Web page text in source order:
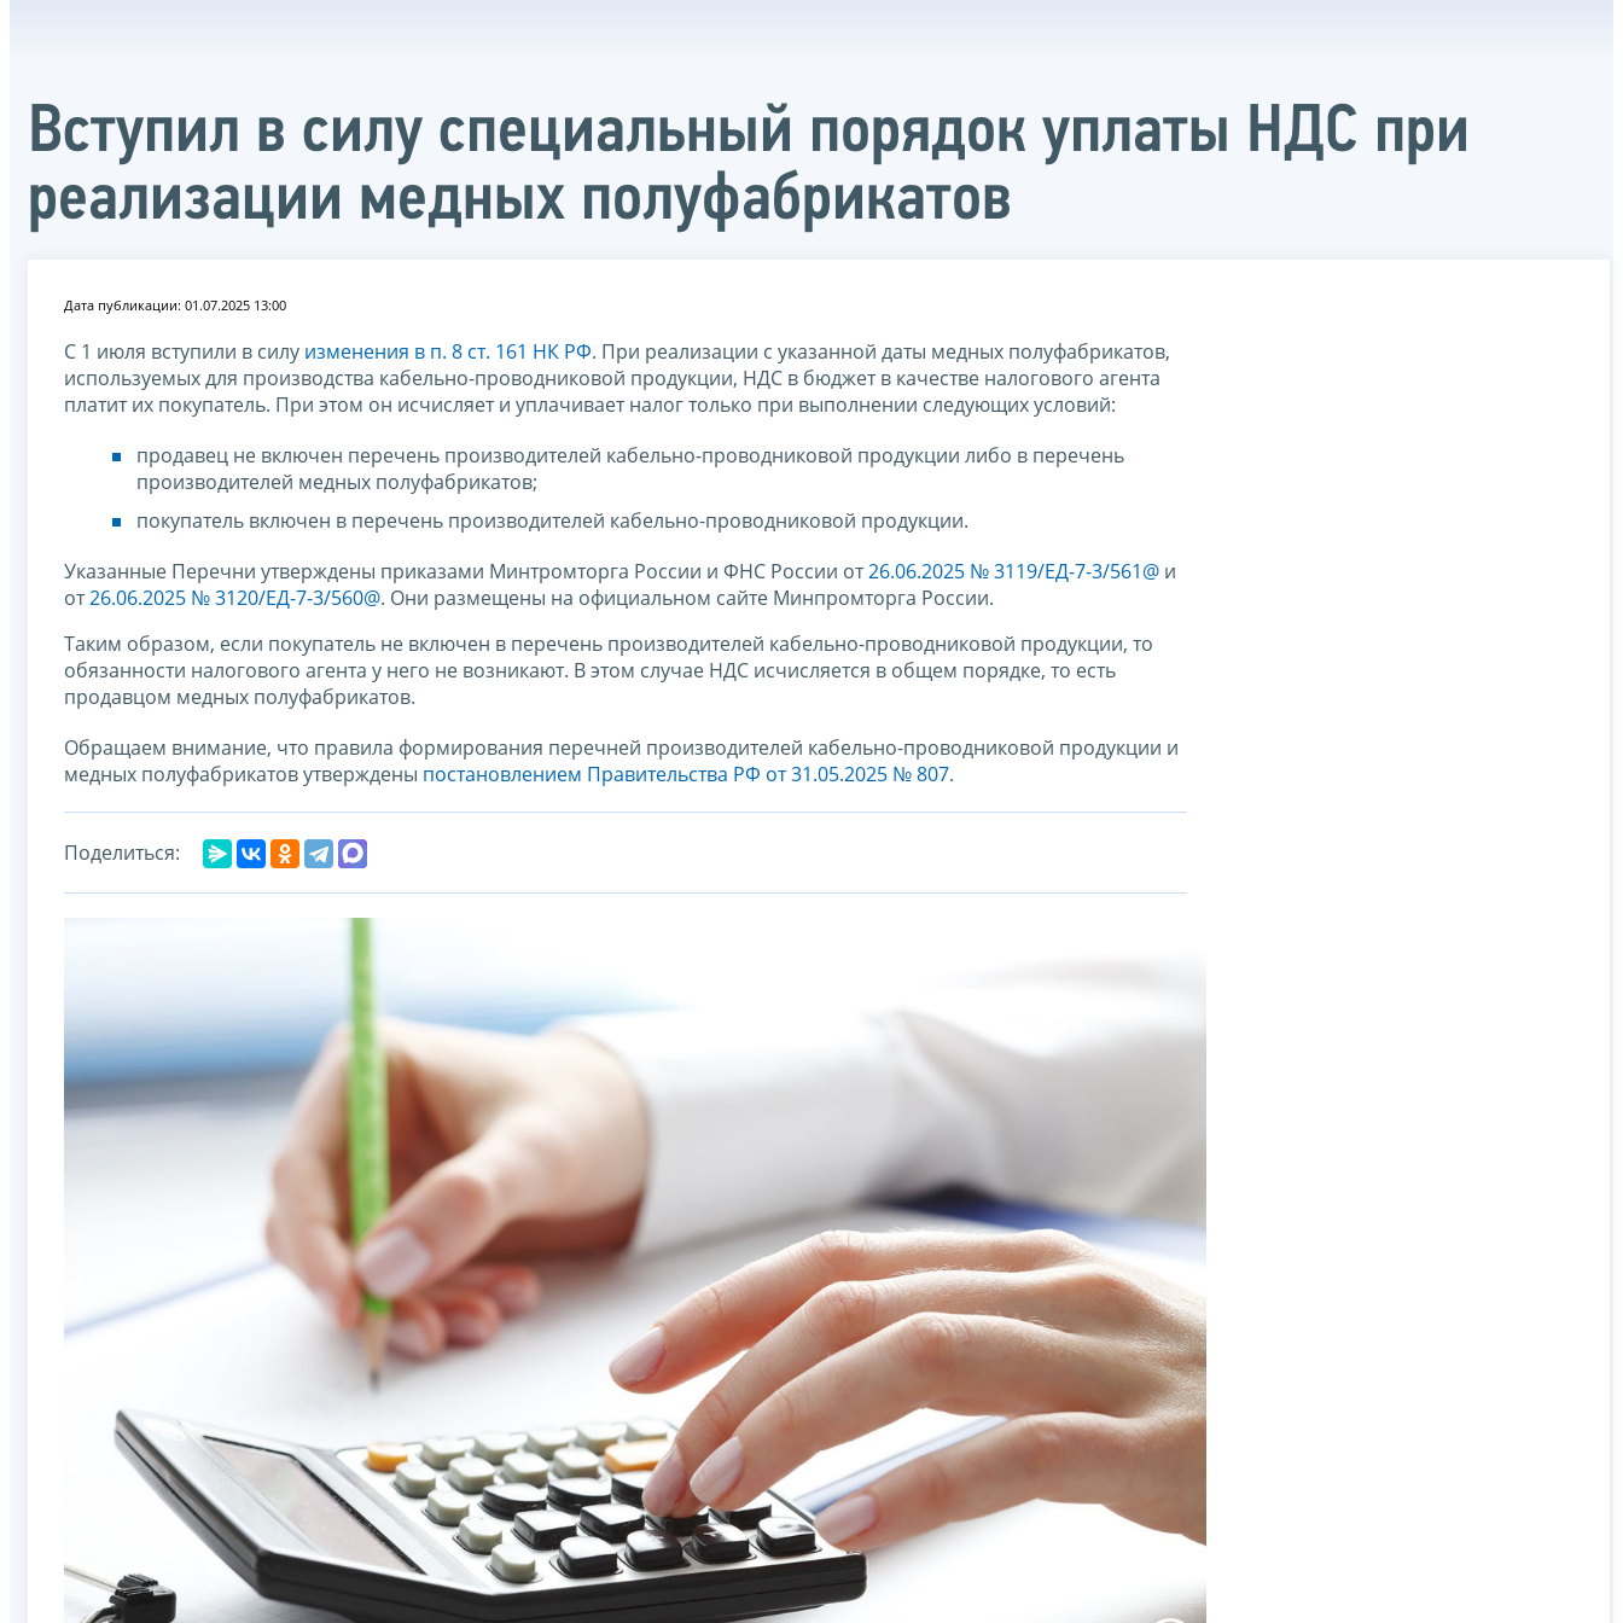
Вступил в силу специальный порядок уплаты НДС при
реализации медных полуфабрикатов
Дата публикации: 01.07.2025 13:00
С 1 июля вступили в силу изменения в п. 8 ст. 161 НК РФ. При реализации с указанной даты медных полуфабрикатов,
используемых для производства кабельно-проводниковой продукции, НДС в бюджет в качестве налогового агента
платит их покупатель. При этом он исчисляет и уплачивает налог только при выполнении следующих условий:
продавец не включен перечень производителей кабельно-проводниковой продукции либо в перечень
производителей медных полуфабрикатов;
покупатель включен в перечень производителей кабельно-проводниковой продукции.
Указанные Перечни утверждены приказами Минтромторга России и ФНС России от26.06.2025 № 3119/ЕД-7-3/561@ и
от26.06.2025 № 3120/ЕД-7-3/560@. Они размещены на официальном сайте Минпромторга России.
Таким образом, если покупатель не включен в перечень производителей кабельно-проводниковой продукции, то
обязанности налогового агента у него не возникают. В этом случае НДС исчисляется в общем порядке, то есть
продавцом медных полуфабрикатов.
Обращаем внимание, что правила формирования перечней производителей кабельно-проводниковой продукции и
медных полуфабрикатов утверждены постановлением Правительства РФ от 31.05.2025 № 807.
Поделиться: